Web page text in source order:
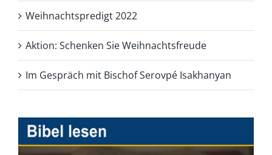
Weihnachtspredigt 2022
Aktion: Schenken Sie Weihnachtsfreude
Im Gespräch mit Bischof Serovpé Isakhanyan